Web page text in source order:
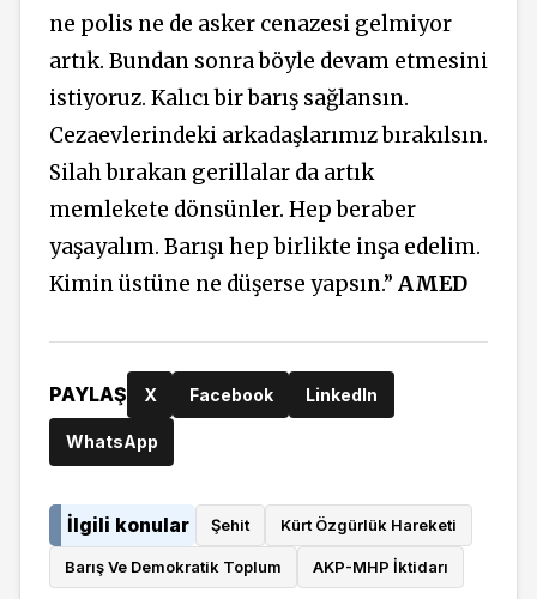
ne polis ne de asker cenazesi gelmiyor
artık. Bundan sonra böyle devam etmesini
istiyoruz. Kalıcı bir barış sağlansın.
Cezaevlerindeki arkadaşlarımız bırakılsın.
Silah bırakan gerillalar da artık
memlekete dönsünler. Hep beraber
yaşayalım. Barışı hep birlikte inşa edelim.
Kimin üstüne ne düşerse yapsın.” AMED
PAYLAŞ X Facebook LinkedIn
WhatsApp
İlgili konular Şehit Kürt Özgürlük Hareketi
Barış Ve Demokratik Toplum AKP-MHP İktidarı